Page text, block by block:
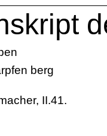
berg
II.41.